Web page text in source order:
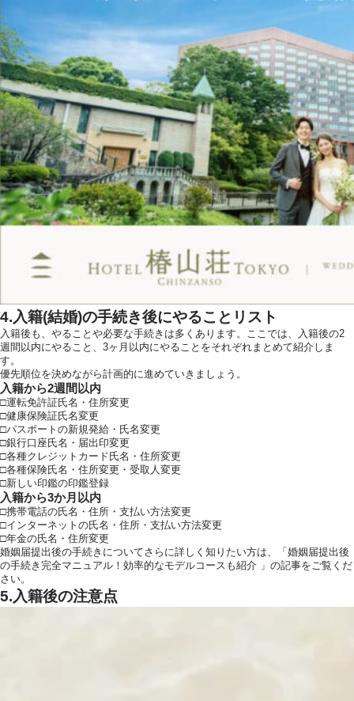
4.入籍(結婚)の手続き後にやることリスト
入籍後も、やることや必要な手続きは多くあります。ここでは、入籍後の2
週間以内にやること、3ヶ月以内にやることをそれぞれまとめて紹介しま
す。
優先順位を決めながら計画的に進めていきましょう。
入籍から2週間以内
□運転免許証氏名・住所変更
□健康保険証氏名変更
□パスポートの新規発給・氏名変更
□銀行口座氏名・届出印変更
□各種クレジットカード氏名・住所変更
□各種保険氏名・住所変更・受取人変更
□新しい印鑑の印鑑登録
入籍から3か月以内
□携帯電話の氏名・住所・支払い方法変更
□インターネットの氏名・住所・支払い方法変更
□年金の氏名・住所変更
婚姻届提出後の手続きについてさらに詳しく知りたい方は、「 婚姻届提出後
の手続き完全マニュアル！効率的なモデルコースも紹介 」の記事をご覧くだ
さい。
5.入籍後の注意点